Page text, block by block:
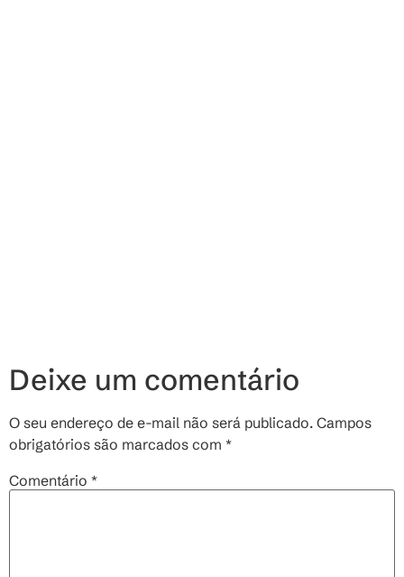
Deixe um comentário
O seu endereço de e-mail não será publicado. Campos
obrigatórios são marcados com *
Comentário *